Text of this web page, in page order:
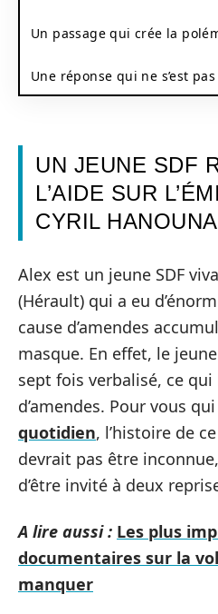
Un passage qui crée la
Une réponse qui ne s’est
UN JEUNE SDF
L’AIDE SUR
CYRIL HANOUNA
Alex est un jeune SDF
(Hérault) qui a eu
cause d’amendes
masque. En effet, le
sept fois verbalisé, ce qui
d’amendes. Pour vous qui
quotidien, l’histoire de
devrait pas être
d’être invité à deux
A lire aussi : Les plus
documentaires sur la
manquer